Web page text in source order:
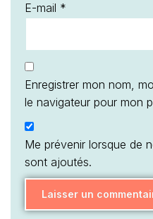
E-mail *
Enregistrer mon nom,
le navigateur pour mon
Me prévenir lorsque de
sont ajoutés.